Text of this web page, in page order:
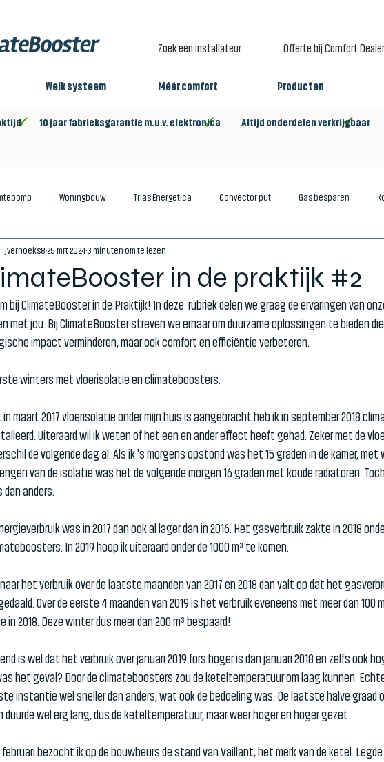
Zoek een installateur Offerte bij Comfort
Welk systeem Méér comfort Producten
10 jaar fabrieksgarantie m.u.v. elektronica Altijd onderdelen verkrijgbaar
Woningbouw Trias Energetica Convector put Gas besparen
in de praktijk #2
jverhoeks8 25 mrt 20243 minuten om te lezen
bij ClimateBooster in de Praktijk! In deze  rubriek delen we graag de ervaringen van
met jou. Bij ClimateBooster streven we ernaar om duurzame oplossingen te bieden
impact verminderen, maar ook comfort en efficiëntie verbeteren.
winters met vloerisolatie en climateboosters.
in maart 2017 vloerisolatie onder mijn huis is aangebracht heb ik in september 2018
Uiteraard wil ik weten of het een en ander effect heeft gehad. Zeker met de
de volgende dag al. Als ik 's morgens opstond was het 15 graden in de kamer, met
van de isolatie was het de volgende morgen 16 graden met koude radiatoren.
dan anders.
was in 2017 dan ook al lager dan in 2016. Het gasverbruik zakte in 2018
In 2019 hoop ik uiteraard onder de 1000 m³ te komen.
het verbruik over de laatste maanden van 2017 en 2018 dan valt op dat het
Over de eerste 4 maanden van 2019 is het verbruik eveneens met meer dan 100
in 2018. Deze winter dus meer dan 200 m³ bespaard!
is wel dat het verbruik over januari 2019 fors hoger is dan januari 2018 en zelfs ook
het geval? Door de climateboosters zou de keteltemperatuur om laag kunnen.
instantie wel sneller dan anders, wat ook de bedoeling was. De laatste halve graad
duurde wel erg lang, dus de keteltemperatuur, maar weer hoger en hoger gezet.
bezocht ik op de bouwbeurs de stand van Vaillant, het merk van de ketel.